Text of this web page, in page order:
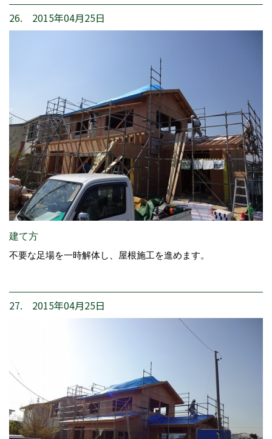
26. 2015年04月25日
建て方
不要な足場を一時解体し、屋根施工を進めます。
27. 2015年04月25日